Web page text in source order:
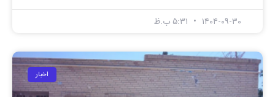
۱۴۰۴-۰۹-۳۰
اخبار